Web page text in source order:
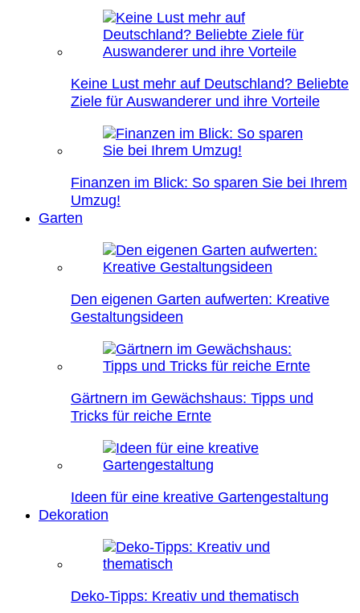
Keine Lust mehr auf Deutschland? Beliebte
Ziele für Auswanderer und ihre Vorteile
Finanzen im Blick: So sparen Sie bei Ihrem
Umzug!
Garten
Den eigenen Garten aufwerten: Kreative
Gestaltungsideen
Gärtnern im Gewächshaus: Tipps und
Tricks für reiche Ernte
Ideen für eine kreative Gartengestaltung
Dekoration
Deko-Tipps: Kreativ und thematisch